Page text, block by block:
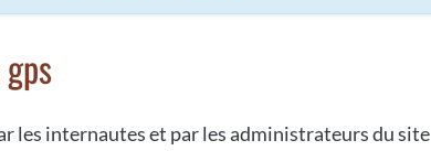
les internautes et par les administrateurs du site